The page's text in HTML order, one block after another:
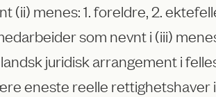
menes: 1. foreldre, 2.
som nevnt i (iii)
juridisk arrangement i
eneste reelle